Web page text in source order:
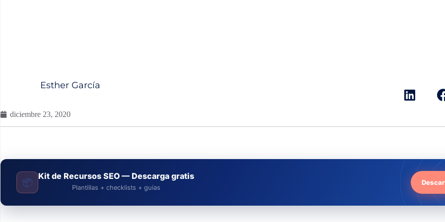
Esther García
diciembre 23, 2020
📦
Kit de Recursos SEO — Descarga gratis
Plantillas + checklists + guías